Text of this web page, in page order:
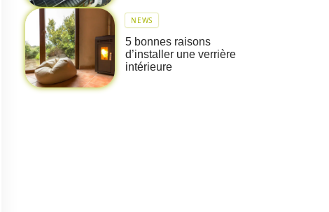
NEWS
5 bonnes raisons
d’installer une verrière
intérieure